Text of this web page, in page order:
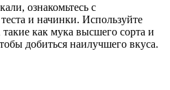
ознакомьтесь с
и начинки. Используйте
как мука высшего сорта и
добиться наилучшего вкуса.